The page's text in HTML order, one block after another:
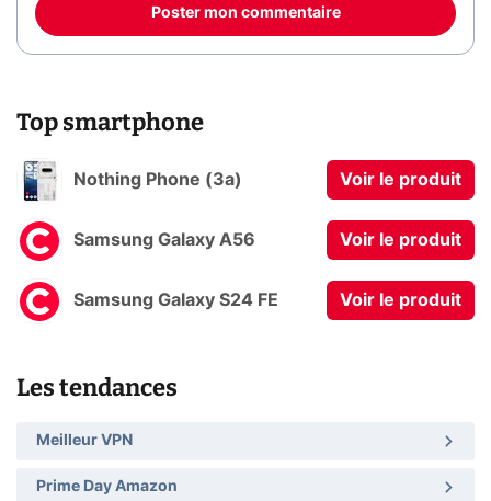
Poster mon commentaire
Top smartphone
Nothing Phone (3a) Voir le produit
Samsung Galaxy A56 Voir le produit
Samsung Galaxy S24 FE Voir le produit
Les tendances
Meilleur VPN
Prime Day Amazon